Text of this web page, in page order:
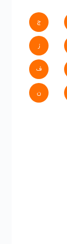
ج
ز
ف
ن